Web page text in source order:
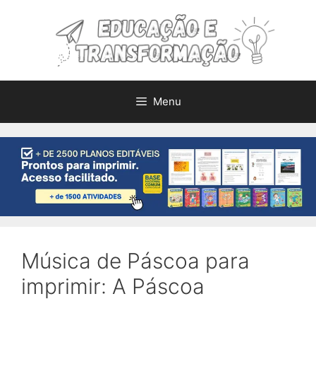
Menu
Música de Páscoa para
imprimir: A Páscoa